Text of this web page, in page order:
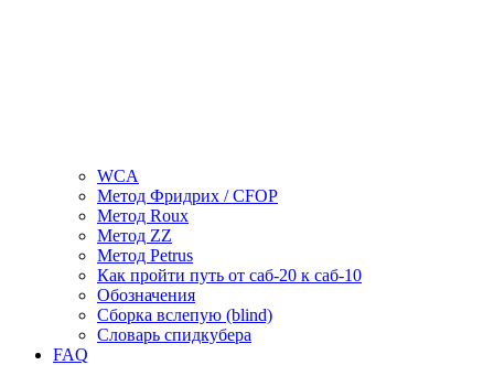
WCA
Метод Фридрих / CFOP
Метод Roux
Метод ZZ
Метод Petrus
Как пройти путь от саб-20 к саб-10
Обозначения
Сборка вслепую (blind)
Словарь спидкубера
FAQ